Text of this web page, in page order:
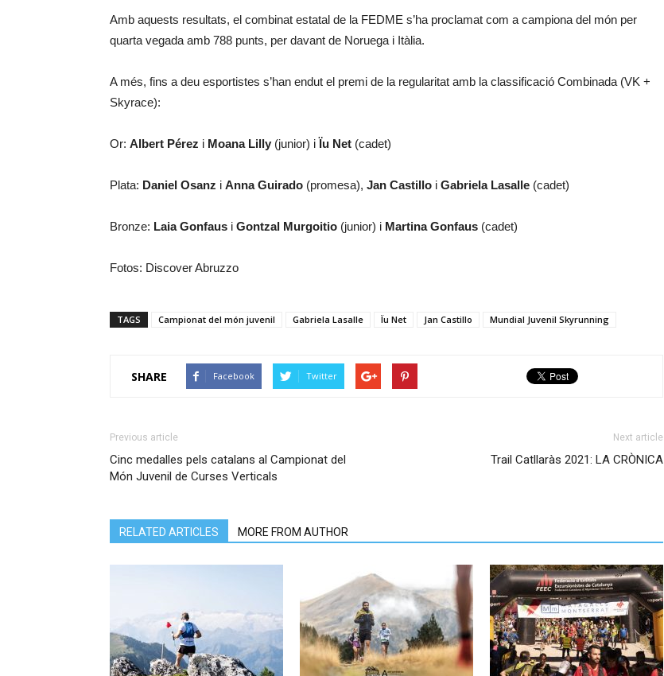
Amb aquests resultats, el combinat estatal de la FEDME s’ha proclamat com a campiona del món per
quarta vegada amb 788 punts, per davant de Noruega i Itàlia.
A més, fins a deu esportistes s’han endut el premi de la regularitat amb la classificació Combinada (VK +
Skyrace):
Or: Albert Pérez i Moana Lilly (junior) i Ïu Net (cadet)
Plata: Daniel Osanz i Anna Guirado (promesa), Jan Castillo i Gabriela Lasalle (cadet)
Bronze: Laia Gonfaus i Gontzal Murgoitio (junior) i Martina Gonfaus (cadet)
Fotos: Discover Abruzzo
TAGS Campionat del món juvenil Gabriela Lasalle Ïu Net Jan Castillo Mundial Juvenil Skyrunning
SHARE Facebook Twitter
Previous article
Cinc medalles pels catalans al Campionat del
Món Juvenil de Curses Verticals
Next article
Trail Catllaràs 2021: LA CRÒNICA
RELATED ARTICLES MORE FROM AUTHOR